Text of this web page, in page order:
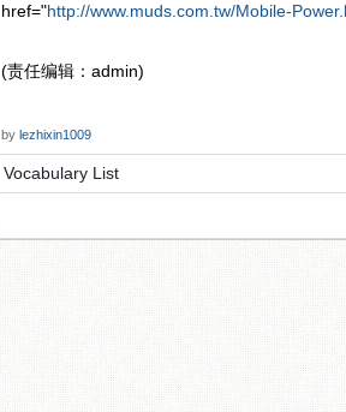
href="http://www.muds.com.tw/Mobile-
(责任编辑：admin)
by lezhixin1009
Vocabulary List